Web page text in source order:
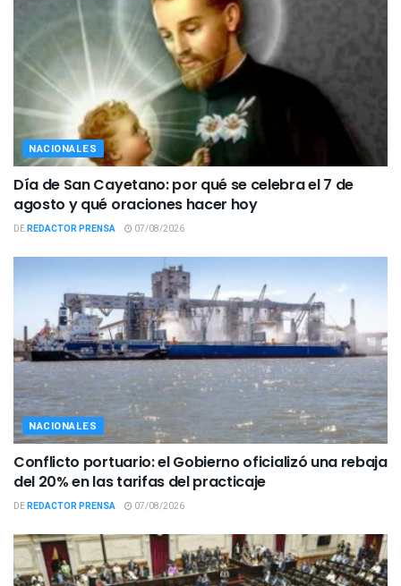
NACIONALES
Día de San Cayetano: por qué se celebra el 7 de
agosto y qué oraciones hacer hoy
DEREDACTOR PRENSA 07/08/2026
NACIONALES
Conflicto portuario: el Gobierno oficializó una rebaja
del 20% en las tarifas del practicaje
DEREDACTOR PRENSA 07/08/2026